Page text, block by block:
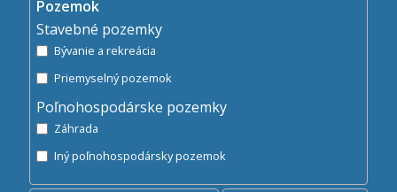
Pozemok
Stavebné pozemky
Bývanie a rekreácia
Priemyselný pozemok
Poľnohospodárske pozemky
Záhrada
Iný poľnohospodársky pozemok